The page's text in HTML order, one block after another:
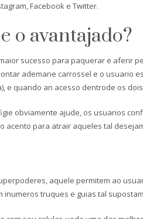
Facebook e Twitter.
o avantajado?
sucesso para paquerar e aferir
ademane carrossel e o usuario
e quando an acesso dentrode os
obviamente ajude, os usuarios
para atrair aqueles tal
aquele permitem ao
truques e guias tal